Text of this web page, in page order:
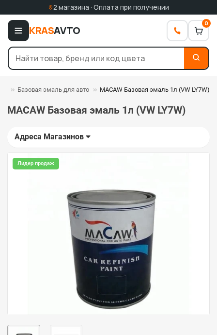
2 магазина · Оплата при получении
KRASAVTO
0
Базовая эмаль для авто MACAW Базовая эмаль 1л (VW LY7W)
MACAW Базовая эмаль 1л (VW LY7W)
Адреса Магазинов
Лидер продаж